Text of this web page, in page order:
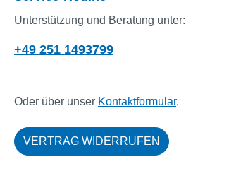
Unterstützung und Beratung unter:
+49 251 1493799
Oder über unser Kontaktformular.
VERTRAG WIDERRUFEN